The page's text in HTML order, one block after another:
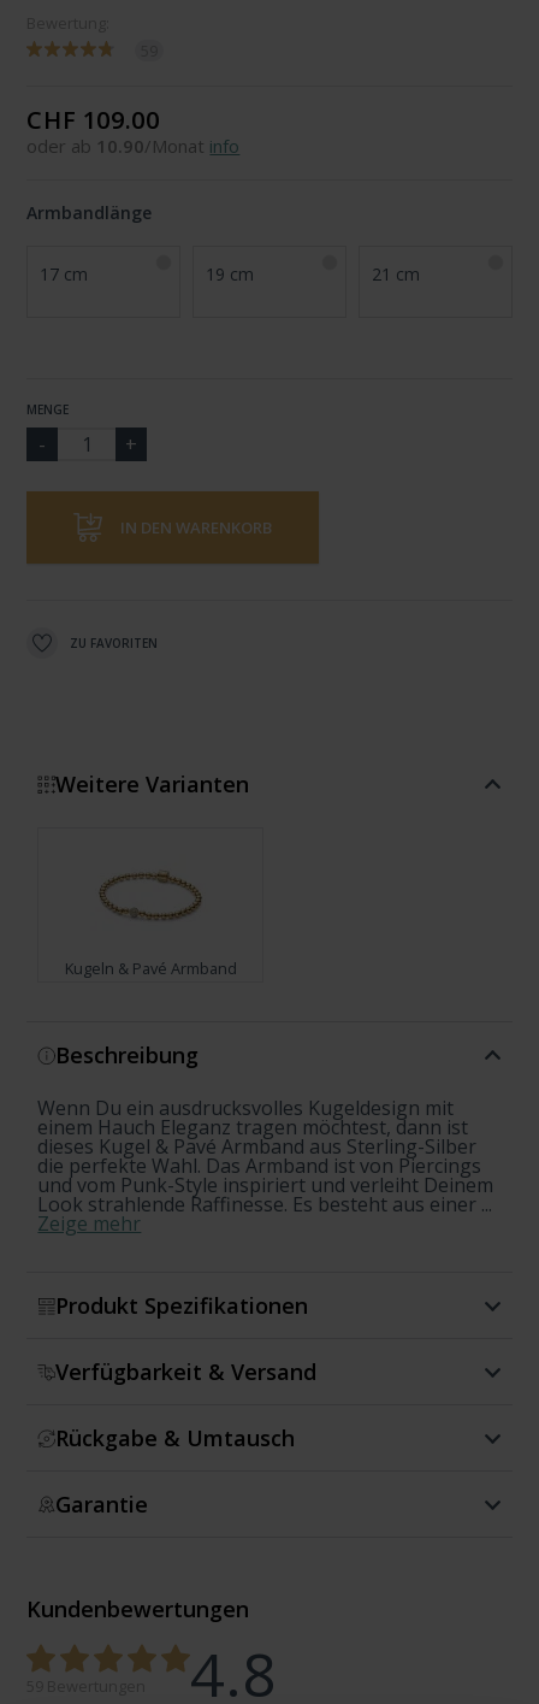
CHF 109.00
oder ab 10.90/Monat info
Armbandlänge
17 cm 19 cm 21 cm
MENGE
IN DEN WARENKORB
ZU FAVORITEN
Weitere Varianten
Kugeln & Pavé Armband
Beschreibung
Wenn Du ein ausdrucksvolles Kugeldesign mit
einem Hauch Eleganz tragen möchtest, dann ist
dieses Kugel & Pavé Armband aus Sterling-Silber
die perfekte Wahl. Das Armband ist von Piercings
und vom Punk-Style inspiriert und verleiht Deinem
Look strahlende Raffinesse. Es besteht aus einer ...
Zeige mehr
Produkt Spezifikationen
Verfügbarkeit & Versand
Rückgabe & Umtausch
Garantie
Kundenbewertungen
4.8